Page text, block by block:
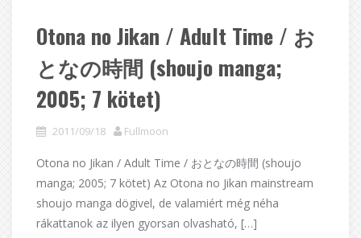
Otona no Jikan / Adult Time / お
となの時間 (shoujo manga;
2005; 7 kötet)
2011/09/18 Fullmoon
Otona no Jikan / Adult Time / おとなの時間 (shoujo
manga; 2005; 7 kötet) Az Otona no Jikan mainstream
shoujo manga dögivel, de valamiért még néha
rákattanok az ilyen gyorsan olvasható, […]